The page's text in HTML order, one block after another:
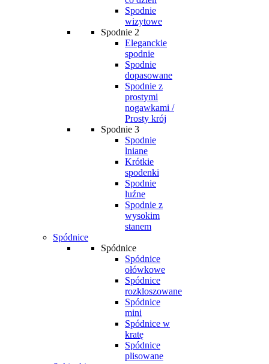
Spodnie
wizytowe
Spodnie 2
Eleganckie
spodnie
Spodnie
dopasowane
Spodnie z
prostymi
nogawkami /
Prosty krój
Spodnie 3
Spodnie
lniane
Krótkie
spodenki
Spodnie
luźne
Spodnie z
wysokim
stanem
Spódnice
Spódnice
Spódnice
ołówkowe
Spódnice
rozkloszowane
Spódnice
mini
Spódnice w
kratę
Spódnice
plisowane